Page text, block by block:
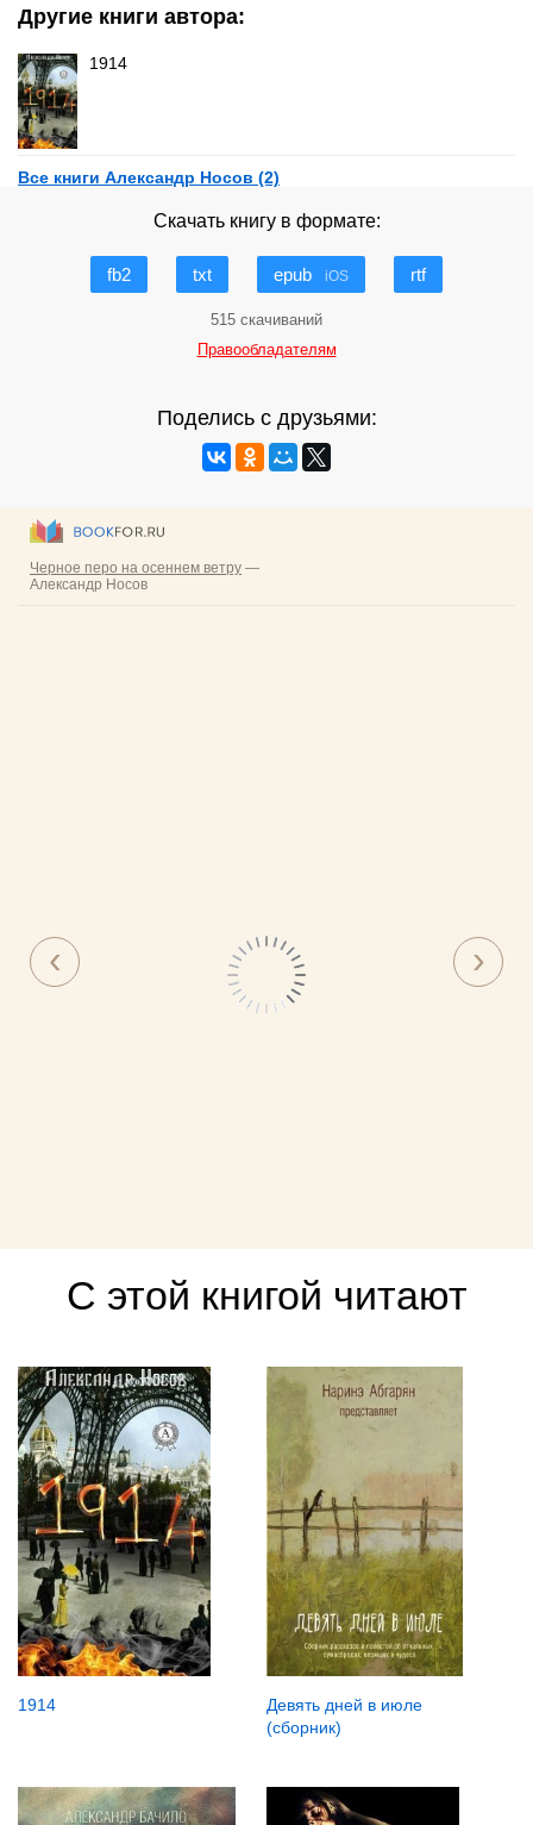
Другие книги автора:
1914
Все книги Александр Носов (2)
Скачать книгу в формате:
fb2 txt epub iOS rtf
515 скачиваний
Правообладателям
Поделись с друзьями:
С этой книгой читают
1914
Девять дней в июле
(сборник)